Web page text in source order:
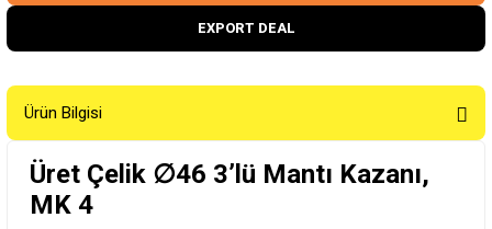
EXPORT DEAL
Ürün Bilgisi
Üret Çelik ∅46 3’lü Mantı Kazanı,
MK 4